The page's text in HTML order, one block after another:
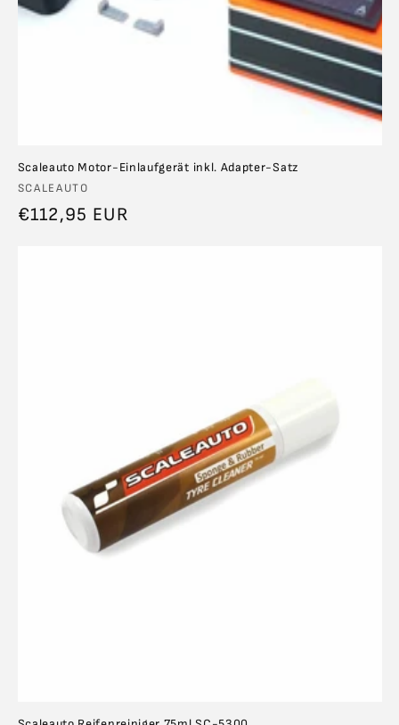
Scaleauto Motor-Einlaufgerät inkl. Adapter-Satz
Anbieter:
SCALEAUTO
Normaler
€112,95 EUR